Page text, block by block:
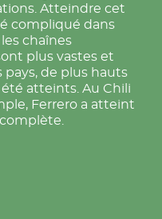
Atteindre cet
compliqué dans
chaînes
plus vastes et
pays, de plus hauts
atteints. Au Chili
Ferrero a atteint